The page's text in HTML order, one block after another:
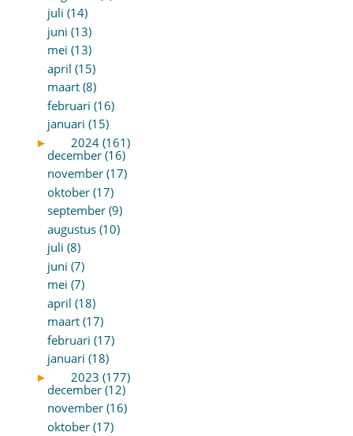
juli (14)
juni (13)
mei (13)
april (15)
maart (8)
februari (16)
januari (15)
►
2024 (161)
december (16)
november (17)
oktober (17)
september (9)
augustus (10)
juli (8)
juni (7)
mei (7)
april (18)
maart (17)
februari (17)
januari (18)
►
2023 (177)
december (12)
november (16)
oktober (17)